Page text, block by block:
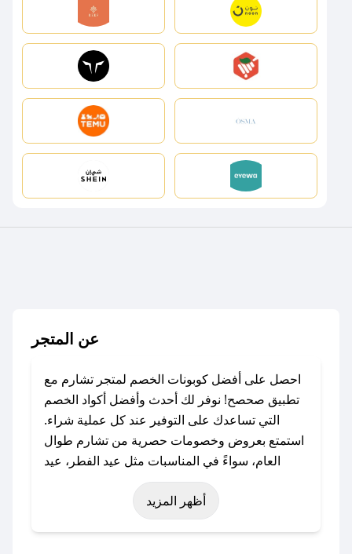
عن المتجر
احصل على أفضل كوبونات الخصم لمتجر تشارم مع
تطبيق صحصح! نوفر لك أحدث وأفضل أكواد الخصم
التي تساعدك على التوفير عند كل عملية شراء.
استمتع بعروض وخصومات حصرية من تشارم طوال
العام، سواءً في المناسبات مثل عيد الفطر، عيد
الأضحى، الجمعة البيضاء (شهر نوفمبر)، رمضان،
اليوم الوطني، يوم التأسيس، أو حتى عروض خاصة
أظهر المزيد